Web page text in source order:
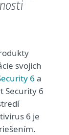
svojich
6 a
Security 6
6 je